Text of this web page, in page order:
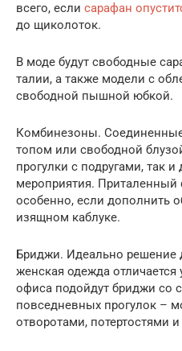
всего, если сарафан
до щиколоток.
В моде будут свободные
талии, а также модели с
свободной пышной юбкой.
Комбинезоны.
топом или свободной
прогулки с подругами, так
мероприятия. Приталенный
особенно, если дополнить
изящном каблуке.
Бриджи. Идеально решение
женская одежда
офиса подойдут бриджи со
повседневных прогулок –
отворотами, потертостями